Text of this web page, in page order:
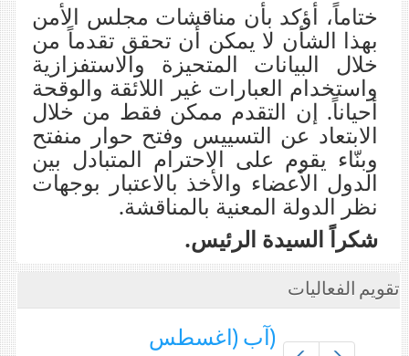
ختاماً، أؤكد بأن مناقشات مجلس الأمن
بهذا الشأن لا يمكن أن تحقق تقدماً من
خلال البيانات المتحيزة والاستفزازية
واستخدام العبارات غير اللائقة والوقحة
أحياناً. إن التقدم ممكن فقط من خلال
الابتعاد عن التسييس وفتح حوار منفتح
وبنّاء يقوم على الاحترام المتبادل بين
الدول الأعضاء والأخذ بالاعتبار بوجهات
نظر الدولة المعنية بالمناقشة.
شكراً السيدة الرئيس.
تقويم الفعاليات
(آب (اغسطس